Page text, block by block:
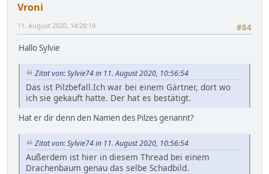
Vroni
#84
11. August 2020, 14:28:19
Hallo Sylvie
Zitat von: Sylvie74 in 11. August 2020, 10:56:54
Das ist Pilzbefall.Ich war bei einem Gärtner, dort wo
ich sie gekauft hatte. Der hat es bestätigt.
Hat er dir denn den Namen des Pilzes genannt?
Zitat von: Sylvie74 in 11. August 2020, 10:56:54
Außerdem ist hier in diesem Thread bei einem
Drachenbaum genau das selbe Schadbild.